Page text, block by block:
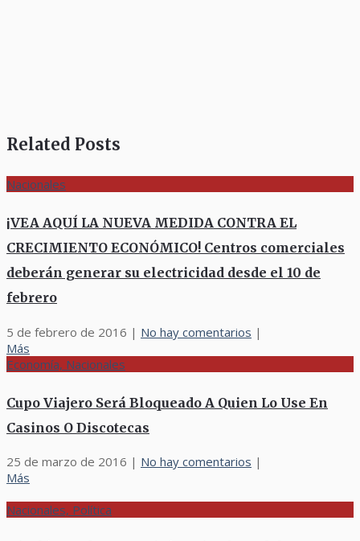
Related Posts
Nacionales
¡VEA AQUÍ LA NUEVA MEDIDA CONTRA EL
CRECIMIENTO ECONÓMICO! Centros comerciales
deberán generar su electricidad desde el 10 de
febrero
5 de febrero de 2016 | No hay comentarios |
Más
Economía, Nacionales
Cupo Viajero Será Bloqueado A Quien Lo Use En
Casinos O Discotecas
25 de marzo de 2016 | No hay comentarios |
Más
Nacionales, Política